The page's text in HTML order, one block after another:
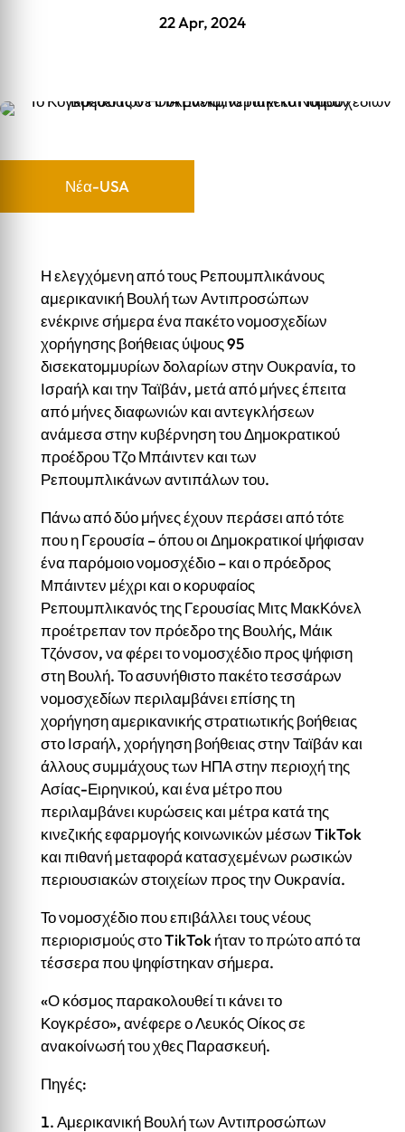
22 Apr, 2024
Νέα-USA
Η ελεγχόμενη από τους Ρεπουμπλικάνους
αμερικανική Βουλή των Αντιπροσώπων
ενέκρινε σήμερα ένα πακέτο νομοσχεδίων
χορήγησης βοήθειας ύψους 95
δισεκατομμυρίων δολαρίων στην Ουκρανία, το
Ισραήλ και την Ταϊβάν, μετά από μήνες έπειτα
από μήνες διαφωνιών και αντεγκλήσεων
ανάμεσα στην κυβέρνηση του Δημοκρατικού
προέδρου Τζο Μπάιντεν και των
Ρεπουμπλικάνων αντιπάλων του.
Πάνω από δύο μήνες έχουν περάσει από τότε
που η Γερουσία – όπου οι Δημοκρατικοί ψήφισαν
ένα παρόμοιο νομοσχέδιο – και ο πρόεδρος
Μπάιντεν μέχρι και ο κορυφαίος
Ρεπουμπλικανός της Γερουσίας Μιτς ΜακΚόνελ
προέτρεπαν τον πρόεδρο της Βουλής, Μάικ
Τζόνσον, να φέρει το νομοσχέδιο προς ψήφιση
στη Βουλή. Το ασυνήθιστο πακέτο τεσσάρων
νομοσχεδίων περιλαμβάνει επίσης τη
χορήγηση αμερικανικής στρατιωτικής βοήθειας
στο Ισραήλ, χορήγηση βοήθειας στην Ταϊβάν και
άλλους συμμάχους των ΗΠΑ στην περιοχή της
Ασίας-Ειρηνικού, και ένα μέτρο που
περιλαμβάνει κυρώσεις και μέτρα κατά της
κινεζικής εφαρμογής κοινωνικών μέσων TikTok
και πιθανή μεταφορά κατασχεμένων ρωσικών
περιουσιακών στοιχείων προς την Ουκρανία.
Το νομοσχέδιο που επιβάλλει τους νέους
περιορισμούς στο TikTok ήταν το πρώτο από τα
τέσσερα που ψηφίστηκαν σήμερα.
«Ο κόσμος παρακολουθεί τι κάνει το
Κογκρέσο», ανέφερε ο Λευκός Οίκος σε
ανακοίνωσή του χθες Παρασκευή.
Πηγές:
Αμερικανική Βουλή των Αντιπροσώπων